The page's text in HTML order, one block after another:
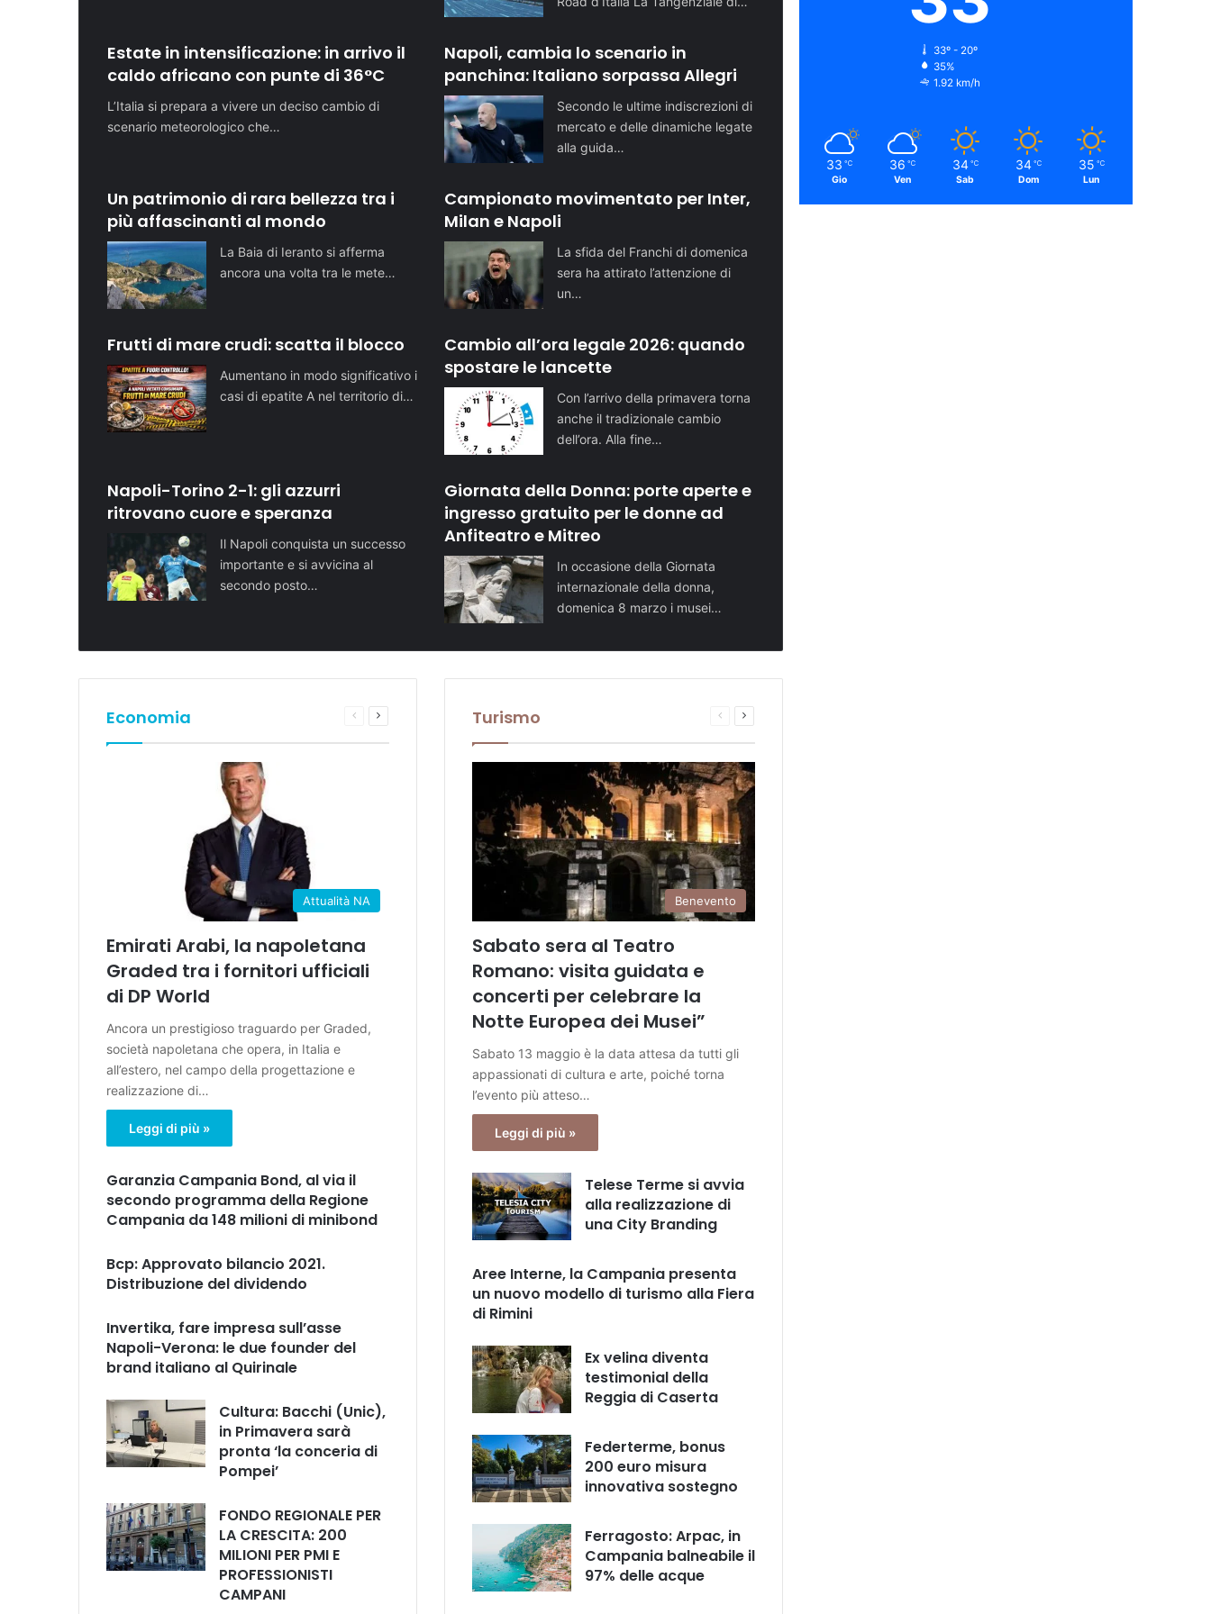
Estate in intensificazione: in arrivo il
caldo africano con punte di 36°C
L’Italia si prepara a vivere un deciso cambio di
scenario meteorologico che…
Napoli, cambia lo scenario in
panchina: Italiano sorpassa Allegri
Secondo le ultime indiscrezioni di
mercato e delle dinamiche legate
alla guida…
Un patrimonio di rara bellezza tra i
più affascinanti al mondo
La Baia di Ieranto si afferma
ancora una volta tra le mete…
Campionato movimentato per Inter,
Milan e Napoli
La sfida del Franchi di domenica
sera ha attirato l’attenzione di
un…
Frutti di mare crudi: scatta il blocco
Aumentano in modo significativo i
casi di epatite A nel territorio di…
Cambio all’ora legale 2026: quando
spostare le lancette
Con l’arrivo della primavera torna
anche il tradizionale cambio
dell’ora. Alla fine…
Napoli-Torino 2-1: gli azzurri
ritrovano cuore e speranza
Il Napoli conquista un successo
importante e si avvicina al
secondo posto…
Giornata della Donna: porte aperte e
ingresso gratuito per le donne ad
Anfiteatro e Mitreo
In occasione della Giornata
internazionale della donna,
domenica 8 marzo i musei…
Economia
Pagina
Attualità NA
Emirati Arabi, la napoletana
Graded tra i fornitori ufficiali
di DP World
Ancora un prestigioso traguardo per Graded,
società napoletana che opera, in Italia e
all’estero, nel campo della progettazione e
realizzazione di…
Leggi di più »
Garanzia Campania Bond, al via il
secondo programma della Regione
Campania da 148 milioni di minibond
Bcp: Approvato bilancio 2021.
Distribuzione del dividendo
Invertika, fare impresa sull’asse
Napoli-Verona: le due founder del
brand italiano al Quirinale
Cultura: Bacchi (Unic),
in Primavera sarà
pronta ‘la conceria di
Pompei’
FONDO REGIONALE PER
LA CRESCITA: 200
MILIONI PER PMI E
PROFESSIONISTI
CAMPANI
Turismo
Pagina
Benevento
Sabato sera al Teatro
Romano: visita guidata e
concerti per celebrare la
Notte Europea dei Musei”
Sabato 13 maggio è la data attesa da tutti gli
appassionati di cultura e arte, poiché torna
l’evento più atteso…
Leggi di più »
Telese Terme si avvia
alla realizzazione di
una City Branding
Aree Interne, la Campania presenta
un nuovo modello di turismo alla Fiera
di Rimini
Ex velina diventa
testimonial della
Reggia di Caserta
Federterme, bonus
200 euro misura
innovativa sostegno
Ferragosto: Arpac, in
Campania balneabile il
97% delle acque
33º - 20º
35%
1.92 km/h
33 ℃
Gio
36 ℃
Ven
34 ℃
Sab
34 ℃
Dom
35 ℃
Lun